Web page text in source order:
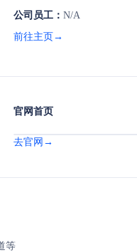
公司员工： N/A
前往主页→
官网首页
去官网→
等